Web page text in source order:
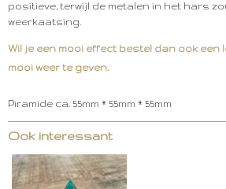
positieve, terwijl de metalen in het hars
weerkaatsing.
Wil je een mooi effect bestel dan ook een
mooi weer te geven.
Piramide ca. 55mm * 55mm * 55mm
Ook interessant